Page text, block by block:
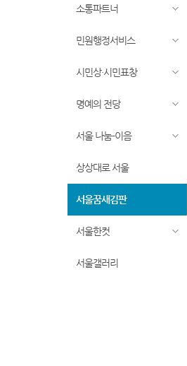
소통파트너
민원행정서비스
시민상·시민표창
명예의 전당
서울 나눔-이음
상상대로 서울
서울꿈새김판
서울한컷
서울갤러리